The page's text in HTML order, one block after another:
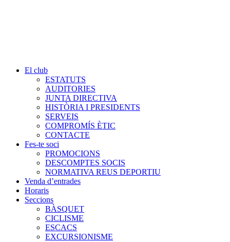
El club
ESTATUTS
AUDITORIES
JUNTA DIRECTIVA
HISTÒRIA I PRESIDENTS
SERVEIS
COMPROMÍS ÈTIC
CONTACTE
Fes-te soci
PROMOCIONS
DESCOMPTES SOCIS
NORMATIVA REUS DEPORTIU
Venda d’entrades
Horaris
Seccions
BÀSQUET
CICLISME
ESCACS
EXCURSIONISME